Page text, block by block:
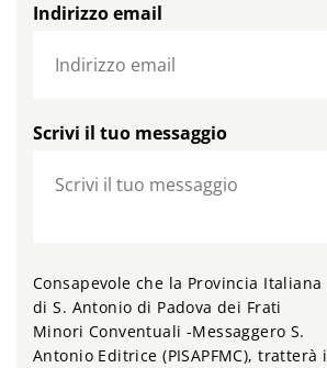
Indirizzo email
Scrivi il tuo messaggio
Consapevole che la Provincia Italiana
di S. Antonio di Padova dei Frati
Minori Conventuali -Messaggero S.
Antonio Editrice (PISAPFMC), tratterà i